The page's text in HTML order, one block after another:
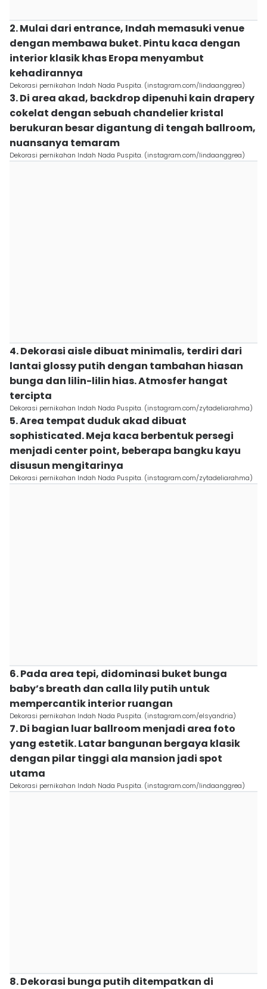
2. Mulai dari entrance, Indah memasuki venue
dengan membawa buket. Pintu kaca dengan
interior klasik khas Eropa menyambut
kehadirannya
Dekorasi pernikahan Indah Nada Puspita. (instagram.com/lindaanggrea)
3. Di area akad, backdrop dipenuhi kain drapery
cokelat dengan sebuah chandelier kristal
berukuran besar digantung di tengah ballroom,
nuansanya temaram
Dekorasi pernikahan Indah Nada Puspita. (instagram.com/lindaanggrea)
4. Dekorasi aisle dibuat minimalis, terdiri dari
lantai glossy putih dengan tambahan hiasan
bunga dan lilin-lilin hias. Atmosfer hangat
tercipta
Dekorasi pernikahan Indah Nada Puspita. (instagram.com/zytadeliarahma)
5. Area tempat duduk akad dibuat
sophisticated. Meja kaca berbentuk persegi
menjadi center point, beberapa bangku kayu
disusun mengitarinya
Dekorasi pernikahan Indah Nada Puspita. (instagram.com/zytadeliarahma)
6. Pada area tepi, didominasi buket bunga
baby’s breath dan calla lily putih untuk
mempercantik interior ruangan
Dekorasi pernikahan Indah Nada Puspita. (instagram.com/elsyandria)
7. Di bagian luar ballroom menjadi area foto
yang estetik. Latar bangunan bergaya klasik
dengan pilar tinggi ala mansion jadi spot
utama
Dekorasi pernikahan Indah Nada Puspita. (instagram.com/lindaanggrea)
8. Dekorasi bunga putih ditempatkan di